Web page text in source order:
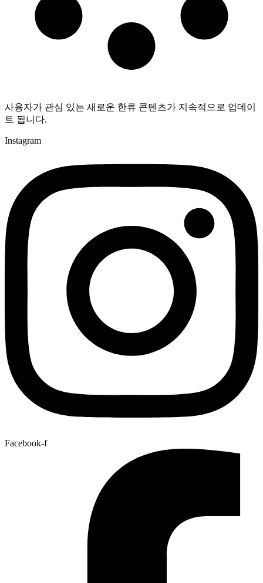
사용자가 관심 있는 새로운 한류 콘텐츠가 지속적으로 업데이
트 됩니다.
Instagram
Facebook-f